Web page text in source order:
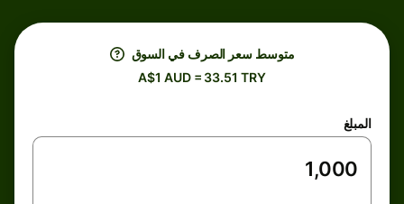
متوسط ​​سعر الصرف في السوق
A$1 AUD = 33.51 TRY
المبلغ